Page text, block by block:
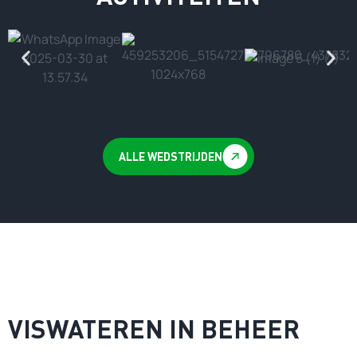
ALLE WEDSTRIJDEN
VISWATEREN IN BEHEER